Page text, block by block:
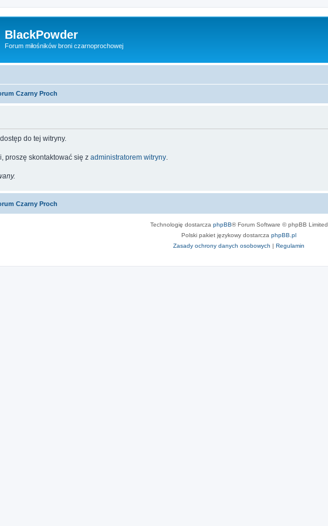
BlackPowder
Forum miłośników broni czarnoprochowej
Czarny Proch
do tej witryny.
proszę skontaktować się z administratorem witryny
Czarny Proch
Technologię dostarcza phpBB® Forum Software © phpBB Limited
Polski pakiet językowy dostarcza phpBB.pl
Zasady ochrony danych osobowych | Regulamin